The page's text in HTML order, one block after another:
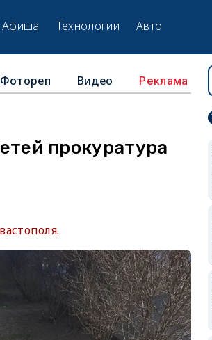
Афиша Технологии Авто
Видео Реклама
прокуратура